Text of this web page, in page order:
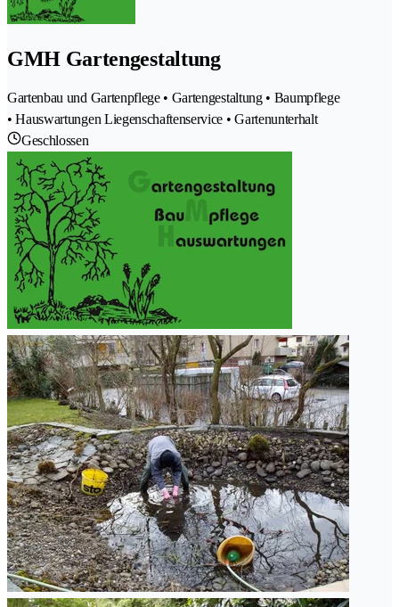
GMH Gartengestaltung
Gartenbau und Gartenpflege • Gartengestaltung • Baumpflege
• Hauswartungen Liegenschaftenservice • Gartenunterhalt
Geschlossen